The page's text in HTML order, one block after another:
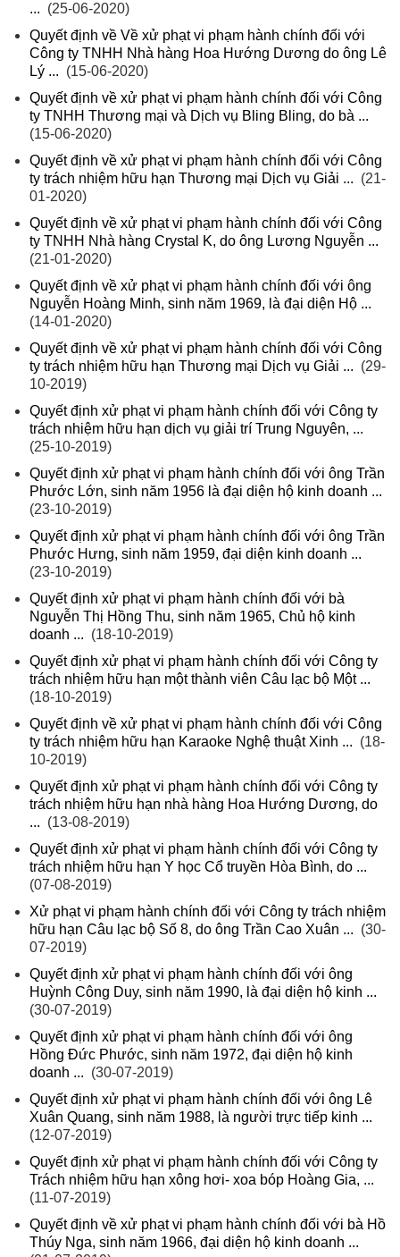
... (25-06-2020)
Quyết định về Về xử phạt vi phạm hành chính đối với
Công ty TNHH Nhà hàng Hoa Hướng Dương do ông Lê
Lý ... (15-06-2020)
Quyết định về xử phạt vi phạm hành chính đối với Công
ty TNHH Thương mại và Dịch vụ Bling Bling, do bà ...
(15-06-2020)
Quyết định về xử phạt vi phạm hành chính đối với Công
ty trách nhiệm hữu hạn Thương mại Dịch vụ Giải ... (21-
01-2020)
Quyết định về xử phạt vi phạm hành chính đối với Công
ty TNHH Nhà hàng Crystal K, do ông Lương Nguyễn ...
(21-01-2020)
Quyết định về xử phạt vi phạm hành chính đối với ông
Nguyễn Hoàng Minh, sinh năm 1969, là đại diện Hộ ...
(14-01-2020)
Quyết định về xử phạt vi phạm hành chính đối với Công
ty trách nhiệm hữu hạn Thương mại Dịch vụ Giải ... (29-
10-2019)
Quyết định xử phạt vi phạm hành chính đối với Công ty
trách nhiệm hữu hạn dịch vụ giải trí Trung Nguyên, ...
(25-10-2019)
Quyết định xử phạt vi phạm hành chính đối với ông Trần
Phước Lớn, sinh năm 1956 là đại diện hộ kinh doanh ...
(23-10-2019)
Quyết định xử phạt vi phạm hành chính đối với ông Trần
Phước Hưng, sinh năm 1959, đại diện kinh doanh ...
(23-10-2019)
Quyết định xử phạt vi phạm hành chính đối với bà
Nguyễn Thị Hồng Thu, sinh năm 1965, Chủ hộ kinh
doanh ... (18-10-2019)
Quyết định xử phạt vi phạm hành chính đối với Công ty
trách nhiệm hữu hạn một thành viên Câu lạc bộ Một ...
(18-10-2019)
Quyết định về xử phạt vi phạm hành chính đối với Công
ty trách nhiệm hữu hạn Karaoke Nghệ thuật Xinh ... (18-
10-2019)
Quyết định xử phạt vi phạm hành chính đối với Công ty
trách nhiệm hữu hạn nhà hàng Hoa Hướng Dương, do
... (13-08-2019)
Quyết định xử phạt vi phạm hành chính đối với Công ty
trách nhiệm hữu hạn Y học Cổ truyền Hòa Bình, do ...
(07-08-2019)
Xử phạt vi phạm hành chính đối với Công ty trách nhiệm
hữu hạn Câu lạc bộ Số 8, do ông Trần Cao Xuân ... (30-
07-2019)
Quyết định xử phạt vi phạm hành chính đối với ông
Huỳnh Công Duy, sinh năm 1990, là đại diện hộ kinh ...
(30-07-2019)
Quyết định xử phạt vi phạm hành chính đối với ông
Hồng Đức Phước, sinh năm 1972, đại diện hộ kinh
doanh ... (30-07-2019)
Quyết định xử phạt vi phạm hành chính đối với ông Lê
Xuân Quang, sinh năm 1988, là người trực tiếp kinh ...
(12-07-2019)
Quyết định xử phạt vi phạm hành chính đối với Công ty
Trách nhiệm hữu hạn xông hơi- xoa bóp Hoàng Gia, ...
(11-07-2019)
Quyết định về xử phạt vi phạm hành chính đối với bà Hồ
Thúy Nga, sinh năm 1966, đại diện hộ kinh doanh ...